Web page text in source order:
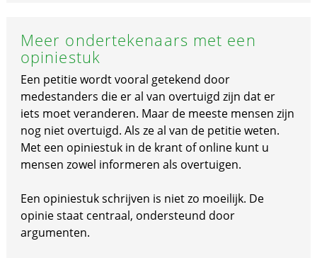
Meer ondertekenaars met een
opiniestuk
Een petitie wordt vooral getekend door
medestanders die er al van overtuigd zijn dat er
iets moet veranderen. Maar de meeste mensen zijn
nog niet overtuigd. Als ze al van de petitie weten.
Met een opiniestuk in de krant of online kunt u
mensen zowel informeren als overtuigen.
Een opiniestuk schrijven is niet zo moeilijk. De
opinie staat centraal, ondersteund door
argumenten.